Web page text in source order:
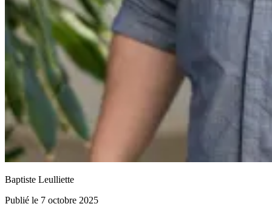
Baptiste Leulliette
Publié le 7 octobre 2025